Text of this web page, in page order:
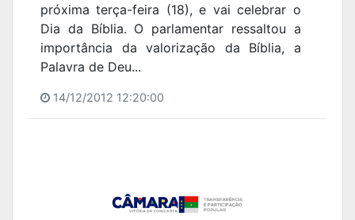
próxima terça-feira (18), e vai celebrar o
Dia da Bíblia. O parlamentar ressaltou a
importância da valorização da Bíblia, a
Palavra de Deu...
14/12/2012 12:20:00